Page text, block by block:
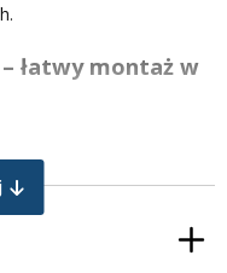
łatwy montaż w
oraz uniwersalnemu
stali RVS, lampa
Zastosowany
szybkie podłączenie w